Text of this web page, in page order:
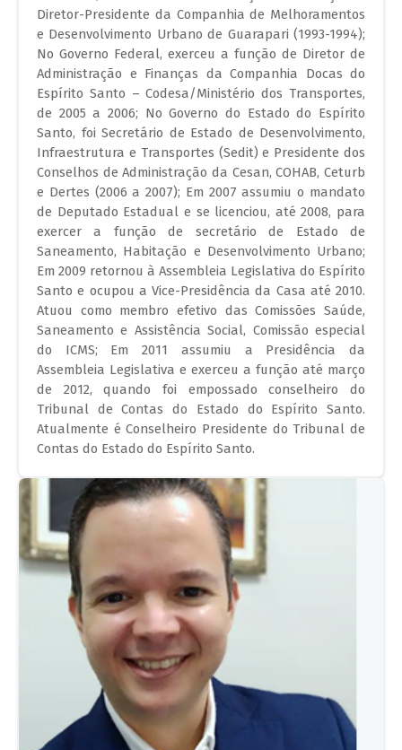
Diretor-Presidente da Companhia de Melhoramentos
e Desenvolvimento Urbano de Guarapari (1993-1994);
No Governo Federal, exerceu a função de Diretor de
Administração e Finanças da Companhia Docas do
Espírito Santo – Codesa/Ministério dos Transportes,
de 2005 a 2006; No Governo do Estado do Espírito
Santo, foi Secretário de Estado de Desenvolvimento,
Infraestrutura e Transportes (Sedit) e Presidente dos
Conselhos de Administração da Cesan, COHAB, Ceturb
e Dertes (2006 a 2007); Em 2007 assumiu o mandato
de Deputado Estadual e se licenciou, até 2008, para
exercer a função de secretário de Estado de
Saneamento, Habitação e Desenvolvimento Urbano;
Em 2009 retornou à Assembleia Legislativa do Espírito
Santo e ocupou a Vice-Presidência da Casa até 2010.
Atuou como membro efetivo das Comissões Saúde,
Saneamento e Assistência Social, Comissão especial
do ICMS; Em 2011 assumiu a Presidência da
Assembleia Legislativa e exerceu a função até março
de 2012, quando foi empossado conselheiro do
Tribunal de Contas do Estado do Espírito Santo.
Atualmente é Conselheiro Presidente do Tribunal de
Contas do Estado do Espírito Santo.